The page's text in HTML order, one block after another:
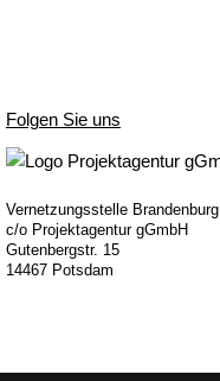
Folgen Sie uns
Vernetzungsstelle Brandenburg
c/o Projektagentur gGmbH
Gutenbergstr. 15
14467 Potsdam